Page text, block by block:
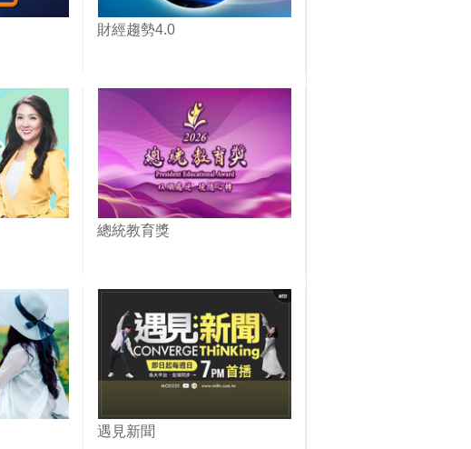
財經趨勢4.0
總統教育獎
遇見新聞